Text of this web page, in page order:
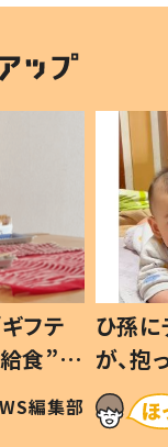
フテ
食”を
の親
編集部
ひ孫
が、
「涙が
い」